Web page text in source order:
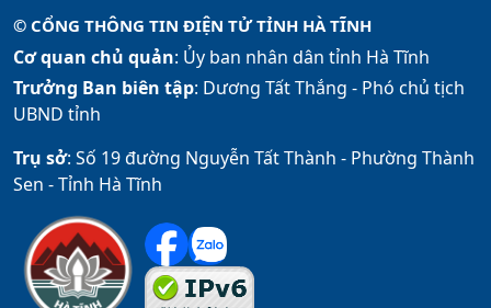
© CỔNG THÔNG TIN ĐIỆN TỬ TỈNH HÀ TĨNH
Cơ quan chủ quản: Ủy ban nhân dân tỉnh Hà Tĩnh
Trưởng Ban biên tập: Dương Tất Thắng - Phó chủ tịch
UBND tỉnh
Trụ sở: Số 19 đường Nguyễn Tất Thành - Phường Thành
Sen - Tỉnh Hà Tĩnh